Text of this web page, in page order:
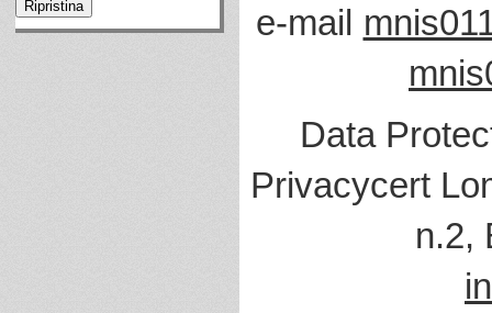
e-mail
Data
Privacycert
n.2,